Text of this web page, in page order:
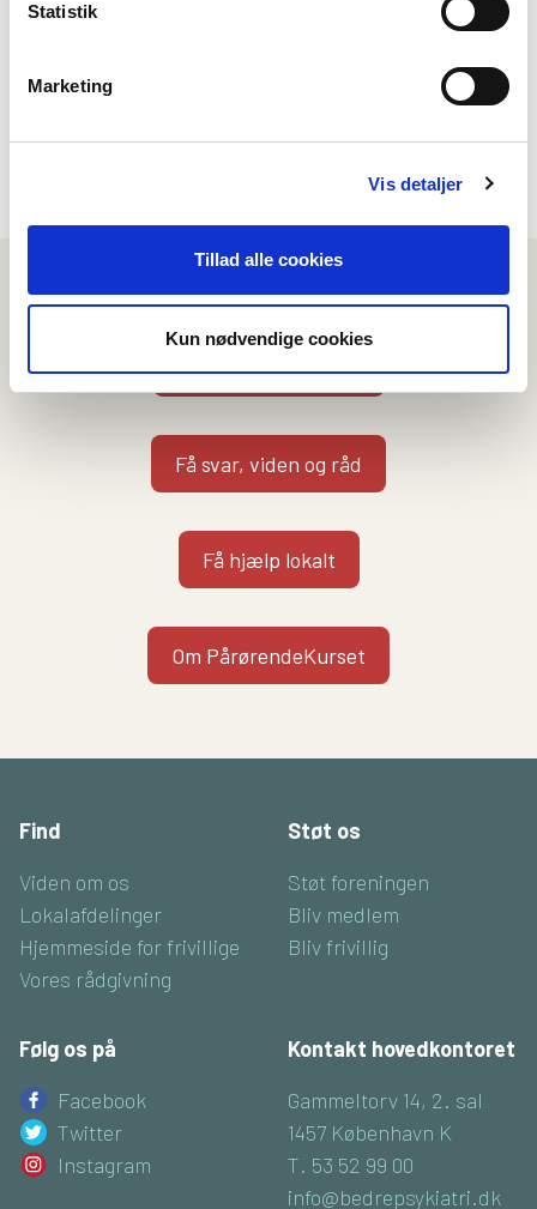
Statistik
Marketing
Vis detaljer
Tillad alle cookies
Kun nødvendige cookies
Kunne du bruge indholdet på
Nej Ja
Vi kan hjælpe dig på flere måder
Kontakt en rådgiver
Få svar, viden og råd
Få hjælp lokalt
Om PårørendeKurset
Find
Viden om os
Lokalafdelinger
Hjemmeside for frivillige
Vores rådgivning
Støt os
Støt foreningen
Bliv medlem
Bliv frivillig
Følg os på
Facebook
Twitter
Instagram
Kontakt hovedkontoret
Gammeltorv 14, 2. sal
1457 København K
T. 53 52 99 00
info@bedrepsykiatri.dk